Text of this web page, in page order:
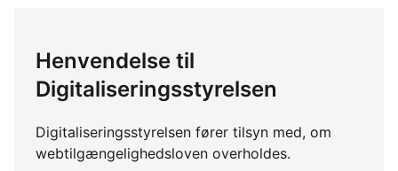
Henvendelse til
Digitaliseringsstyrelsen
Digitaliseringsstyrelsen fører tilsyn med, om
webtilgængelighedsloven overholdes.